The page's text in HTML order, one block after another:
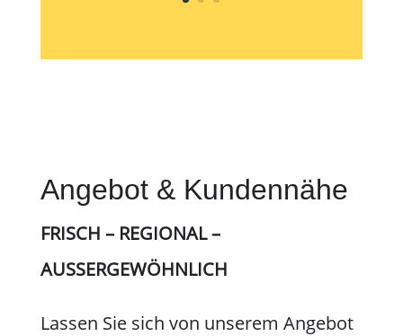
Angebot & Kundennähe
FRISCH – REGIONAL –
AUSSERGEWÖHNLICH
Lassen Sie sich von unserem Angebot